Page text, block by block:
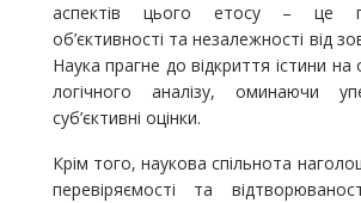
аспектів цього етосу – це
об’єктивності та незалежності від
Наука прагне до відкриття істини на
логічного аналізу, оминаючи
суб’єктивні оцінки.
Крім того, наукова спільнота
перевіряємості та